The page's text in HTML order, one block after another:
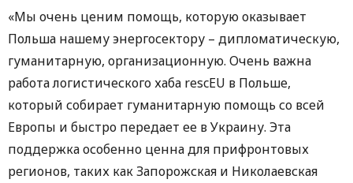
«Мы очень ценим помощь, которую оказывает
Польша нашему энергосектору – дипломатическую,
гуманитарную, организационную. Очень важна
работа логистического хаба rescEU в Польше,
который собирает гуманитарную помощь со всей
Европы и быстро передает ее в Украину. Эта
поддержка особенно ценна для прифронтовых
регионов, таких как Запорожская и Николаевская